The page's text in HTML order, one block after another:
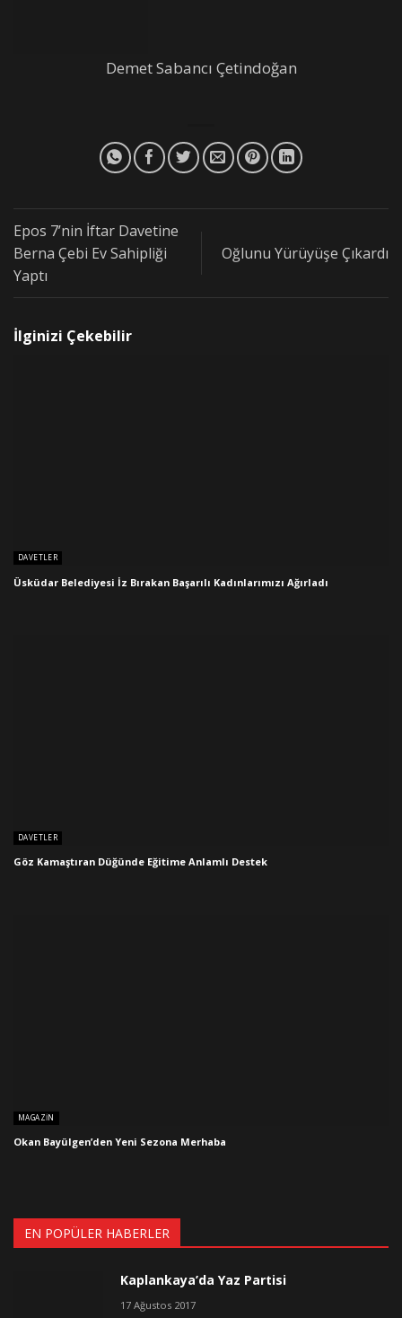
Demet Sabancı Çetindoğan
Epos 7’nin İftar Davetine
Berna Çebi Ev Sahipliği
Yaptı
Oğlunu Yürüyüşe Çıkardı
İlginizi Çekebilir
DAVETLER
Üsküdar Belediyesi İz Bırakan Başarılı Kadınlarımızı Ağırladı
DAVETLER
Göz Kamaştıran Düğünde Eğitime Anlamlı Destek
MAGAZIN
Okan Bayülgen’den Yeni Sezona Merhaba
EN POPÜLER HABERLER
Kaplankaya’da Yaz Partisi
17 Ağustos 2017